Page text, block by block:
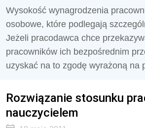
Wysokość wynagrodzenia
osobowe, które podlegają
Jeżeli pracodawca chce
pracowników ich bezpośrednim
uzyskać na to zgodę wyrażoną na
Rozwiązanie stosunku
nauczycielem